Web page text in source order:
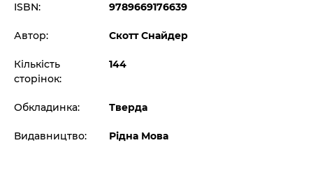
ISBN: 9789669176639
Автор: Скотт Снайдер
Кількість
сторінок:
144
Обкладинка: Тверда
Видавництво: Рідна Мова